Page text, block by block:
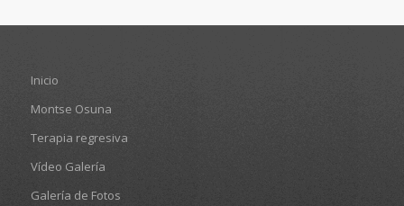
Inicio
Montse Osuna
Terapia regresiva
Vídeo Galería
Galería de Fotos